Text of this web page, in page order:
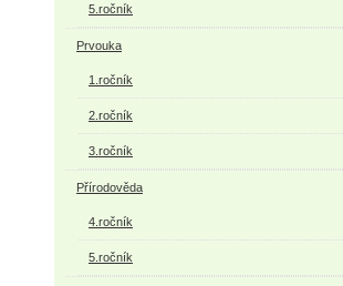
5.ročník
Prvouka
1.ročník
2.ročník
3.ročník
Přírodověda
4.ročník
5.ročník